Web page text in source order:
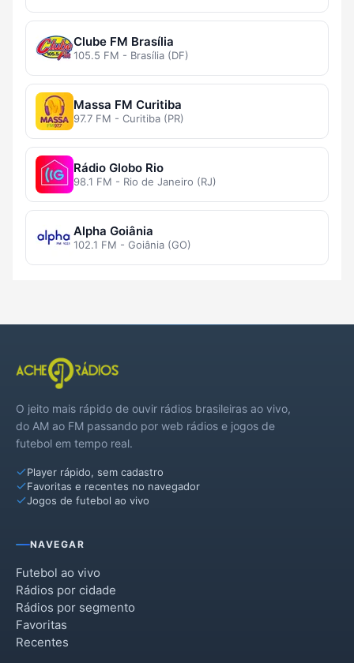
Clube FM Brasília
105.5 FM - Brasília (DF)
Massa FM Curitiba
97.7 FM - Curitiba (PR)
Rádio Globo Rio
98.1 FM - Rio de Janeiro (RJ)
Alpha Goiânia
102.1 FM - Goiânia (GO)
O jeito mais rápido de ouvir rádios brasileiras ao vivo,
do AM ao FM passando por web rádios e jogos de
futebol em tempo real.
Player rápido, sem cadastro
Favoritas e recentes no navegador
Jogos de futebol ao vivo
NAVEGAR
Futebol ao vivo
Rádios por cidade
Rádios por segmento
Favoritas
Recentes